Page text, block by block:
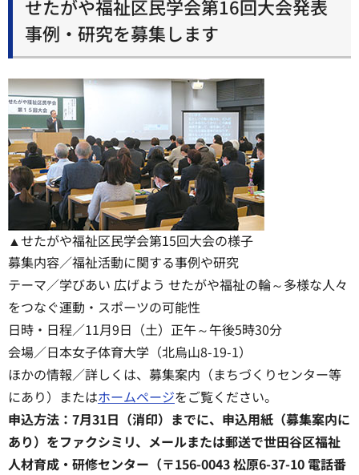
せたがや福祉区民学会第16回大会発表
事例・研究を募集します
▲せたがや福祉区民学会第15回大会の様子
募集内容／福祉活動に関する事例や研究
テーマ／学びあい 広げよう せたがや福祉の輪～多様な人々
をつなぐ運動・スポーツの可能性
日時・日程／11月9日（土）正午～午後5時30分
会場／日本女子体育大学（北烏山8-19-1）
ほかの情報／詳しくは、募集案内（まちづくりセンター等
にあり）またはホームページをご覧ください。
申込方法：7月31日（消印）までに、申込用紙（募集案内に
あり）をファクシミリ、メールまたは郵送で世田谷区福祉
人材育成・研修センター（〒156-0043 松原6-37-10 電話番